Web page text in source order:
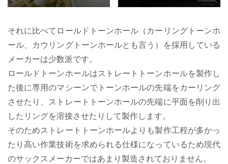
それに比べてロールドトーンホール（カーリングトーンホ
ール、カウリングトーンホールとも言う）を採用している
メーカーは少数派です。
ロールドトーンホールはストレートトーンホールを製作し
た後に専用のマシーンでトーンホールの先端をカーリング
させたり、ストレートトーンホールの先端に平面を削り出
したリングを溶接させたりして製作します。
そのためストレートトーンホールよりも製作工程が多かっ
たり高い作業技術を求められる仕様になっているため現代
のサックスメーカーではあまり製造されておりません。